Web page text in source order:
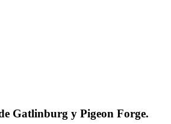
Gatlinburg y Pigeon Forge.